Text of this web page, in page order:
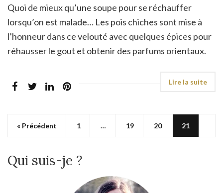
Quoi de mieux qu’une soupe pour se réchauffer
lorsqu’on est malade… Les pois chiches sont mise à
l’honneur dans ce velouté avec quelques épices pour
réhausser le gout et obtenir des parfums orientaux.
« Précédent 1 … 19 20 21
Qui suis-je ?